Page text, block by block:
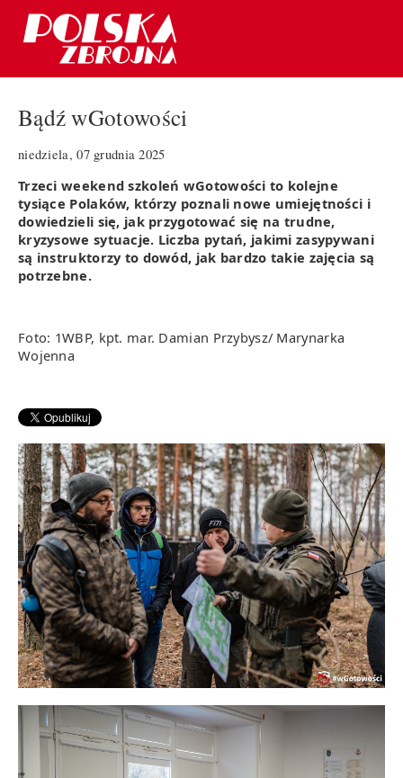
Bądź wGotowości
niedziela, 07 grudnia 2025
Trzeci weekend szkoleń wGotowości to kolejne
tysiące Polaków, którzy poznali nowe umiejętności i
dowiedzieli się, jak przygotować się na trudne,
kryzysowe sytuacje. Liczba pytań, jakimi zasypywani
są instruktorzy to dowód, jak bardzo takie zajęcia są
potrzebne.
Foto: 1WBP, kpt. mar. Damian Przybysz/ Marynarka
Wojenna